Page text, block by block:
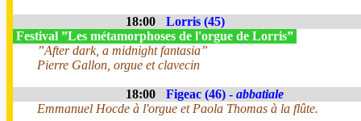
18:00
Lorris (45)
Festival ”Les métamorphoses de l'orgue de Lorris”
”After dark, a midnight fantasia”
Pierre Gallon, orgue et clavecin
18:00 Figeac (46) - abbatiale
Emmanuel Hocde à l'orgue et Paola Thomas à la flûte.